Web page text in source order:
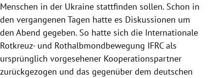
Menschen in der Ukraine stattfinden sollen. Schon in
den vergangenen Tagen hatte es Diskussionen um
den Abend gegeben. So hatte sich die Internationale
Rotkreuz- und Rothalbmondbewegung IFRC als
ursprünglich vorgesehener Kooperationspartner
zurückgezogen und das gegenüber dem deutschen